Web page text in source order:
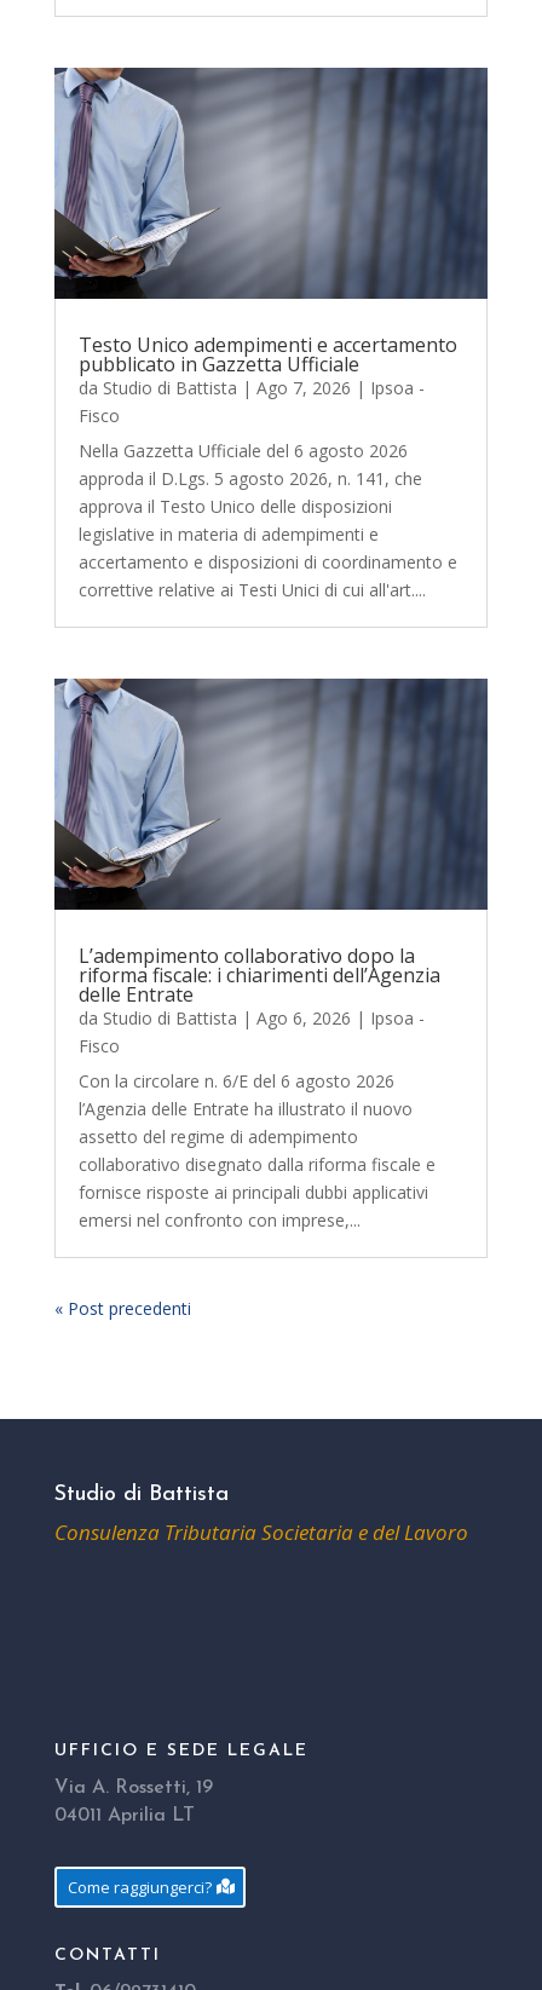
Testo Unico adempimenti e accertamento
pubblicato in Gazzetta Ufficiale
da Studio di Battista | Ago 7, 2026 | Ipsoa -
Fisco
Nella Gazzetta Ufficiale del 6 agosto 2026
approda il D.Lgs. 5 agosto 2026, n. 141, che
approva il Testo Unico delle disposizioni
legislative in materia di adempimenti e
accertamento e disposizioni di coordinamento e
correttive relative ai Testi Unici di cui all'art....
L’adempimento collaborativo dopo la
riforma fiscale: i chiarimenti dell’Agenzia
delle Entrate
da Studio di Battista | Ago 6, 2026 | Ipsoa -
Fisco
Con la circolare n. 6/E del 6 agosto 2026
l’Agenzia delle Entrate ha illustrato il nuovo
assetto del regime di adempimento
collaborativo disegnato dalla riforma fiscale e
fornisce risposte ai principali dubbi applicativi
emersi nel confronto con imprese,...
« Post precedenti
Studio di Battista
Consulenza Tributaria Societaria e del Lavoro
UFFICIO E SEDE LEGALE
Via A. Rossetti, 19
04011 Aprilia LT
Come raggiungerci?
CONTATTI